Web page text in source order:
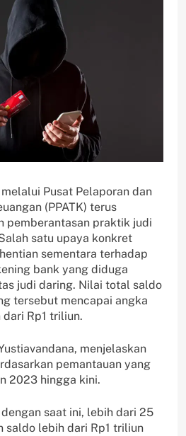
Pusat Pelaporan dan
(PPATK) terus
pemberantasan praktik judi
satu upaya konkret
sementara terhadap
bank yang diduga
judi daring. Nilai total saldo
tersebut mencapai angka
Rp1 triliun.
menjelaskan
pemantauan yang
2023 hingga kini.
saat ini, lebih dari 25
saldo lebih dari Rp1 triliun